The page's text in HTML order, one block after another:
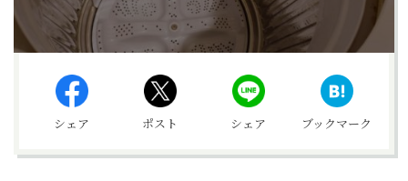
シェア ポスト シェア ブックマーク